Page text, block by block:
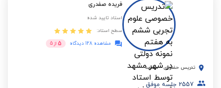
فریده صفدری
استاد تایید شده
سطح استاد:
مشاهده 128 دیدگاه
5 از 5
تدریس حضوری - مشهد
2557 جلسه موفق